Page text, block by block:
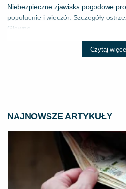
Niebezpieczne zjawiska pogodowe
popołudnie i wieczór. Szczegóły
Główne ...
Czytaj
NAJNOWSZE ARTYKUŁY